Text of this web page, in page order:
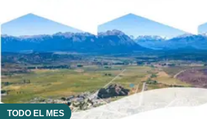
TODO EL MES